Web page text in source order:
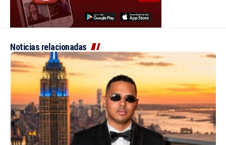
Noticias relacionadas